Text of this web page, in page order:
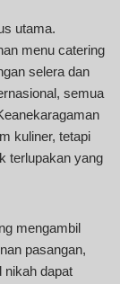
utama.
menu catering
selera dan
semua
kuliner, tetapi
terlupakan yang
mengambil
pasangan,
nikah dapat